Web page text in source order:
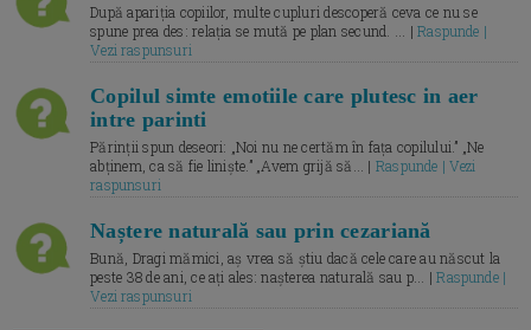
După apariția copiilor, multe cupluri descoperă ceva ce nu se
spune prea des: relația se mută pe plan secund. ... |Raspunde |
Vezi raspunsuri
Copilul simte emotiile care plutesc in aer
intre parinti
Părinții spun deseori: „Noi nu ne certăm în fața copilului.” „Ne
abținem, ca să fie liniște.” „Avem grijă să... | Raspunde | Vezi
raspunsuri
Naștere naturală sau prin cezariană
Bună, Dragi mămici, aș vrea să știu dacă cele care au născut la
peste 38 de ani, ce ați ales: nașterea naturală sau p... |Raspunde |
Vezi raspunsuri